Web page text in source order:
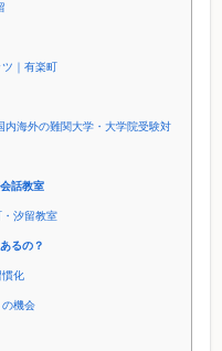
｜有楽町
海外の難関大学・大学院受験対
話教室
汐留教室
るの？
慣化
機会